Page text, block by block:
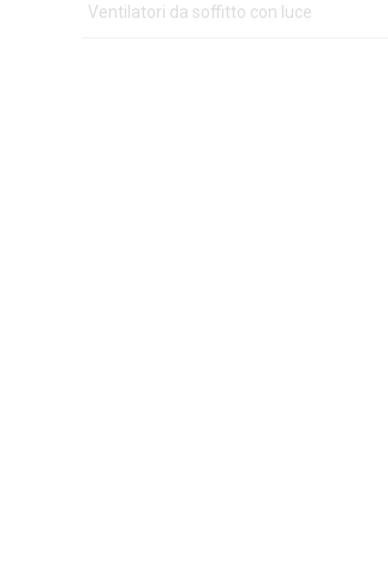
Ventilatori da soffitto con luce